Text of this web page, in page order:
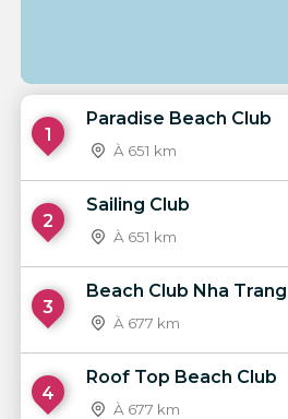
1
Paradise Beach Club
À 651 km
2
Sailing Club
À 651 km
3
Beach Club Nha Trang
À 677 km
4
Roof Top Beach Club
À 677 km